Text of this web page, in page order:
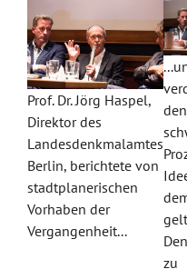
Prof. Dr. Jörg Haspel,
Direktor des
Landesdenkmalamtes
Berlin, berichtete von
stadtplanerischen
Vorhaben der
Vergangenheit...
zu